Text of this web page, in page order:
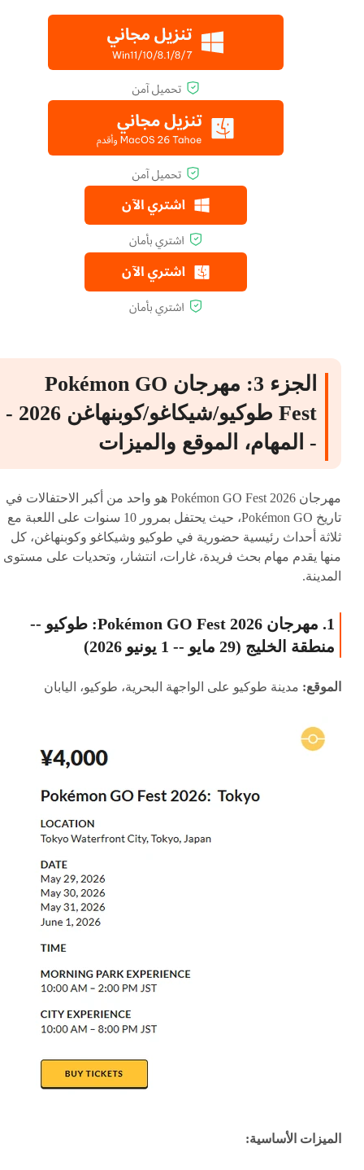
الجزء 3: مهرجان Pokémon GO
Fest طوكيو/شيكاغو/كوبنهاغن 2026 -
- المهام، الموقع والميزات
مهرجان Pokémon GO Fest 2026 هو واحد من أكبر الاحتفالات في
تاريخ Pokémon GO، حيث يحتفل بمرور 10 سنوات على اللعبة مع
ثلاثة أحداث رئيسية حضورية في طوكيو وشيكاغو وكوبنهاغن، كل
منها يقدم مهام بحث فريدة، غارات، انتشار، وتحديات على مستوى
المدينة.
1. مهرجان Pokémon GO Fest 2026: طوكيو --
منطقة الخليج (29 مايو -- 1 يونيو 2026)
الموقع: مدينة طوكيو على الواجهة البحرية، طوكيو، اليابان
الميزات الأساسية: